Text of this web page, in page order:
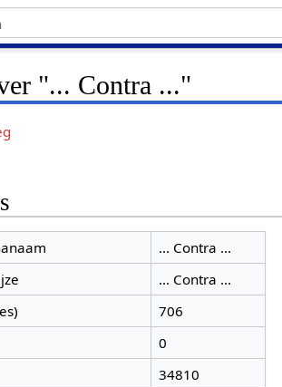
"... Contra ..."
... Contra ...
... Contra ...
706
0
34810